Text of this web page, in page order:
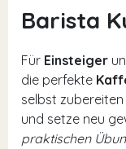
Barista
Für Einsteiger
die perfekte
selbst
und setze neu
praktischen